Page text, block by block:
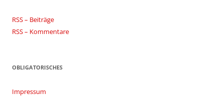
RSS – Beiträge
RSS – Kommentare
OBLIGATORISCHES
Impressum